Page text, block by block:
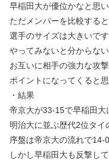
早稲田大が優位かなと思い
ただメンバーを比較する
選手のサイズは大きいです
やってみないと分からない
お互いに相手の強力な攻
ポイントになってくると思
・結果
帝京大が33-15で早稲田大
明治大に並ぶ歴代2位タイ
序盤は帝京大の流れで14-
しかし早稲田大も反撃し